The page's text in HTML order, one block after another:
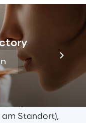
der
primären
diese durch
aus
am Standort),